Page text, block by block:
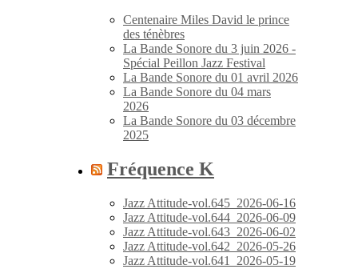
Centenaire Miles David le prince
des ténèbres
La Bande Sonore du 3 juin 2026 -
Spécial Peillon Jazz Festival
La Bande Sonore du 01 avril 2026
La Bande Sonore du 04 mars
2026
La Bande Sonore du 03 décembre
2025
Fréquence K
Jazz Attitude-vol.645_2026-06-16
Jazz Attitude-vol.644_2026-06-09
Jazz Attitude-vol.643_2026-06-02
Jazz Attitude-vol.642_2026-05-26
Jazz Attitude-vol.641_2026-05-19